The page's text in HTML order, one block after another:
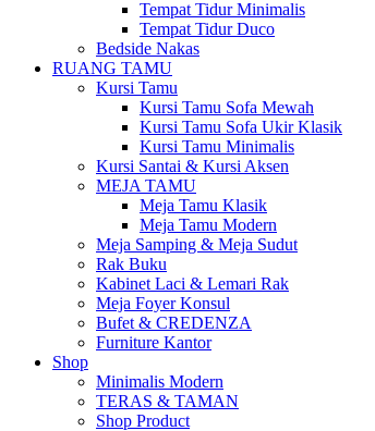
Tempat Tidur Minimalis
Tempat Tidur Duco
Bedside Nakas
RUANG TAMU
Kursi Tamu
Kursi Tamu Sofa Mewah
Kursi Tamu Sofa Ukir Klasik
Kursi Tamu Minimalis
Kursi Santai & Kursi Aksen
MEJA TAMU
Meja Tamu Klasik
Meja Tamu Modern
Meja Samping & Meja Sudut
Rak Buku
Kabinet Laci & Lemari Rak
Meja Foyer Konsul
Bufet & CREDENZA
Furniture Kantor
Shop
Minimalis Modern
TERAS & TAMAN
Shop Product